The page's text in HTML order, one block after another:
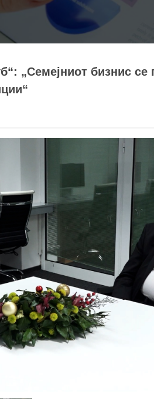
„Семејниот бизнис се